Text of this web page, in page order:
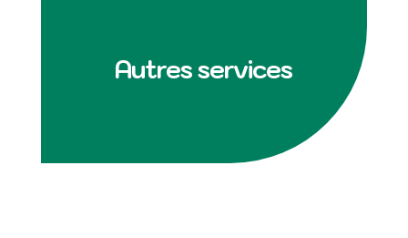
Autres services